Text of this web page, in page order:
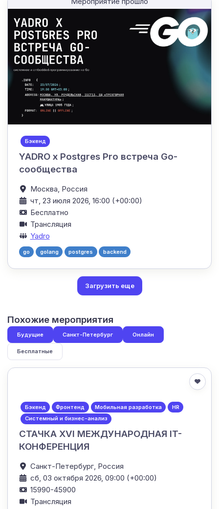
Бэкенд
YADRO х Postgres Pro встреча Go-
сообщества
Москва, Россия
чт, 23 июля 2026, 16:00 (+00:00)
Бесплатно
Трансляция
Yadro
go golang postgres backend
Загрузить еще
Похожие мероприятия
Будущие Санкт-Петербург Онлайн
Бесплатные
Бэкенд Фронтенд Мобильная разработка
HR
Системный и бизнес-анализ
СТАЧКА XVI МЕЖДУНАРОДНАЯ IT-
КОНФЕРЕНЦИЯ
Санкт-Петербург, Россия
сб, 03 октября 2026, 09:00 (+00:00)
15990-45900
Трансляция